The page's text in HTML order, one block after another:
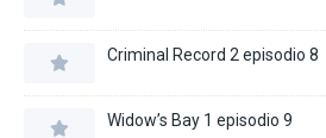
Criminal Record 2 episodio 8
Widow’s Bay 1 episodio 9